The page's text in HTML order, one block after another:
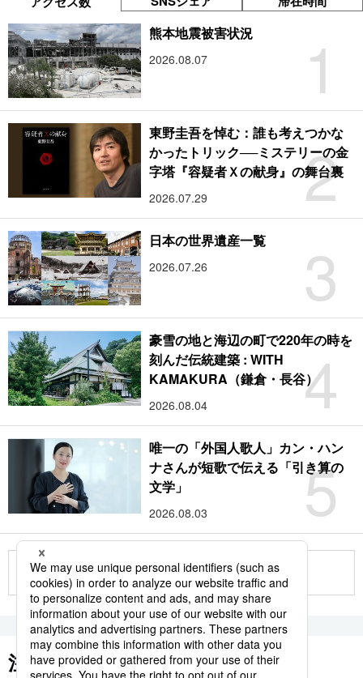
1
熊本地震被害状況
2026.08.07
2
東野圭吾を悼む：誰も考えつかな
かったトリック──ミステリーの金
字塔『容疑者Ｘの献身』の舞台裏
2026.07.29
3
日本の世界遺産一覧
2026.07.26
4
豪雪の地と海辺の町で220年の時を
刻んだ伝統建築 : WITH
KAMAKURA（鎌倉・長谷）
2026.08.04
5
唯一の「外国人歌人」カン・ハン
ナさんが短歌で伝える「引き算の
文学」
2026.08.03
もっと見る
注目のキーワード